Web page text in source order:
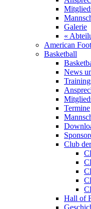
Galerie
«
American
Basketball
News
Termine
Club
Hall of